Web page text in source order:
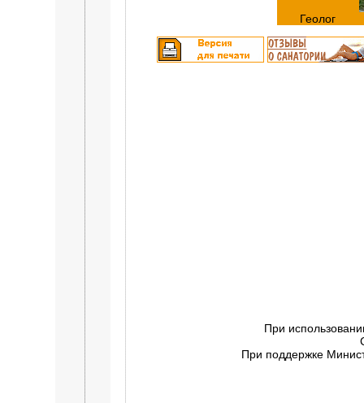
Геолог
При
При поддержке